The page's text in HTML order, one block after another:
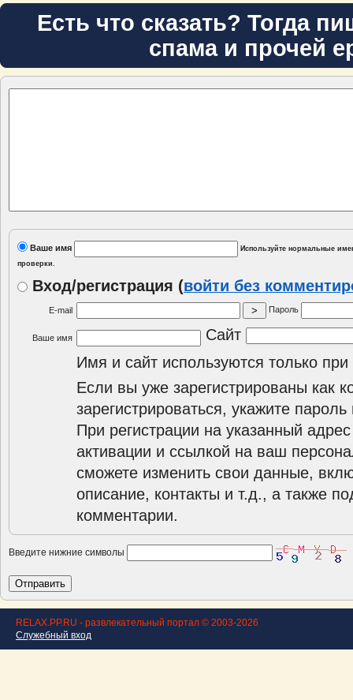
Есть что сказать? Тогда
спама и прочей
Ваше имя
Используйте нормальные
проверки.
Вход/регистрация (войти без
E-mail Пароль
Ваше имя
Сайт
Имя и сайт используются только при
Если вы уже зарегистрированы как
зарегистрироваться, укажите
При регистрации на указанный
активации и ссылкой на ваш
сможете изменить свои данные,
описание, контакты и т.д., а также
комментарии.
Введите нижние символы
RELAX.PP.RU - развлекательный портал © 2003-2026
Служебный вход